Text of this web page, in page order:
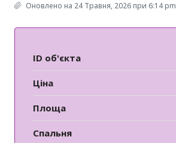
Оновлено на 24 Травня, 2026 при 6:14 pm
ID об'єкта
Ціна
Площа
Спальня